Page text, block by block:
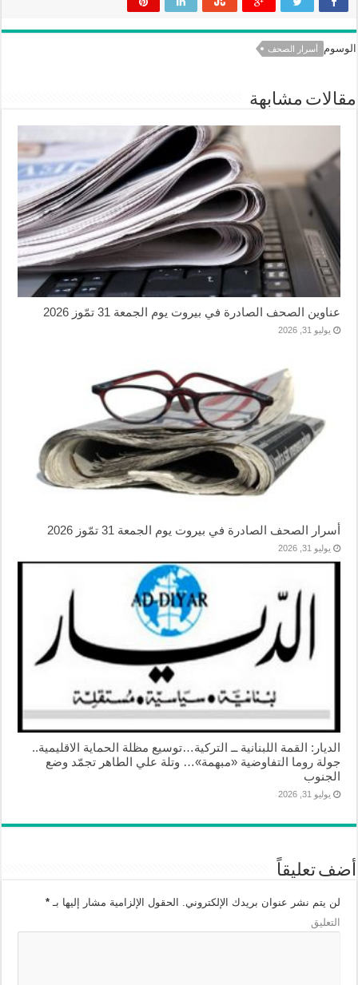
الوسوم أسرار الصحف
مقالات مشابهة
عناوين الصحف الصادرة في بيروت يوم الجمعة 31 تمّوز 2026
يوليو 31, 2026
أسرار الصحف الصادرة في بيروت يوم الجمعة 31 تمّوز 2026
يوليو 31, 2026
الديار: القمة اللبنانية ــ التركية…توسيع مظلة الحماية الاقليمية..
جولة روما التفاوضية «مبهمة»… وتلة علي الطاهر تجمّد وضع
الجنوب
يوليو 31, 2026
أضف تعليقاً
لن يتم نشر عنوان بريدك الإلكتروني. الحقول الإلزامية مشار إليها بـ*
التعليق